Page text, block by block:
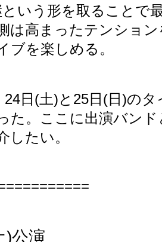
という形を取ることで
は高まったテンショ
ブを楽しめる。
24日(土)と 25日(日)のタ
た。ここに出演バン
したい。
)公演